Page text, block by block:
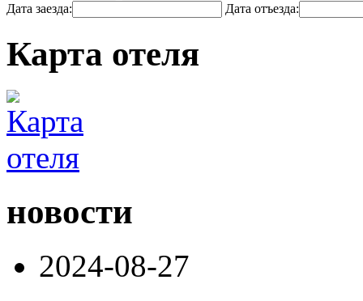
Дата заезда: Дата отъезда:
Карта отеля
новости
2024-08-27